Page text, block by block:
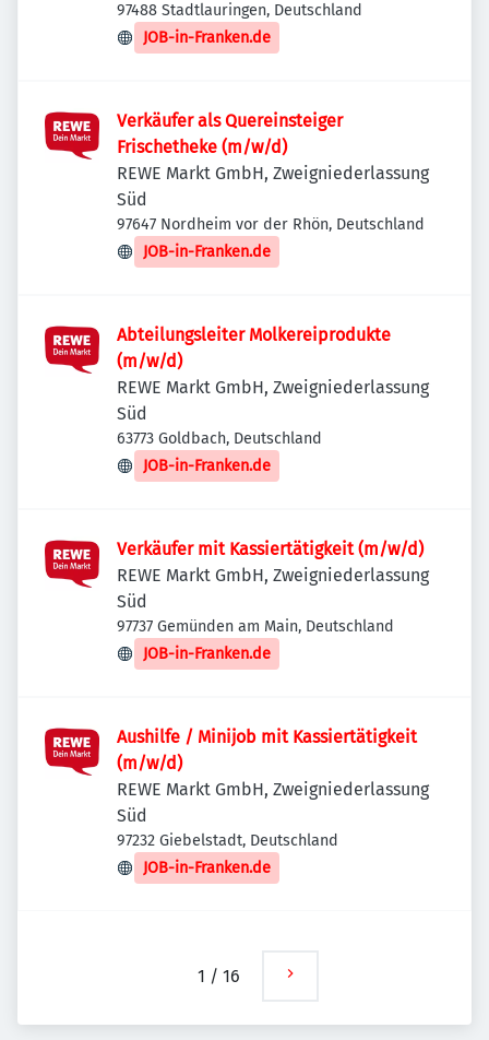
97488 Stadtlauringen, Deutschland
JOB-in-Franken.de
Verkäufer als Quereinsteiger
Frischetheke (m/w/d)
REWE Markt GmbH, Zweigniederlassung
Süd
97647 Nordheim vor der Rhön, Deutschland
JOB-in-Franken.de
Abteilungsleiter Molkereiprodukte
(m/w/d)
REWE Markt GmbH, Zweigniederlassung
Süd
63773 Goldbach, Deutschland
JOB-in-Franken.de
Verkäufer mit Kassiertätigkeit (m/w/d)
REWE Markt GmbH, Zweigniederlassung
Süd
97737 Gemünden am Main, Deutschland
JOB-in-Franken.de
Aushilfe / Minijob mit Kassiertätigkeit
(m/w/d)
REWE Markt GmbH, Zweigniederlassung
Süd
97232 Giebelstadt, Deutschland
JOB-in-Franken.de
1 / 16